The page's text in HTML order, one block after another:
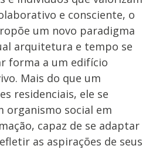
e consciente, o
um novo paradigma
arquitetura e tempo se
forma a um edifício
Mais do que um
residenciais, ele se
organismo social em
capaz de se adaptar
as aspirações de seus